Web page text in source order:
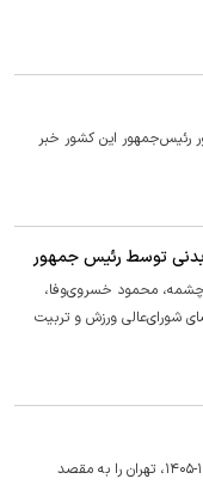
از تلاش ۵۰۰ نفر برای ترور رئیس‌جمهور این کشور خبر
توسط رئیس جمهور
محمود خسروی‌وفا،
شورای‌عالی ورزش و تربیت
رئیس‌جمهور پس از نواختن زنگ آغاز سال تحصیلی ۱۴۰۴-۱۴۰۵، تهران را به مقصد